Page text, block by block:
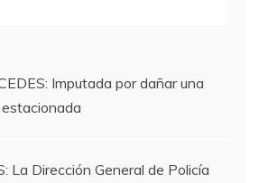
a
m
A
p
Imputada por dañar una
La Dirección General de Policía